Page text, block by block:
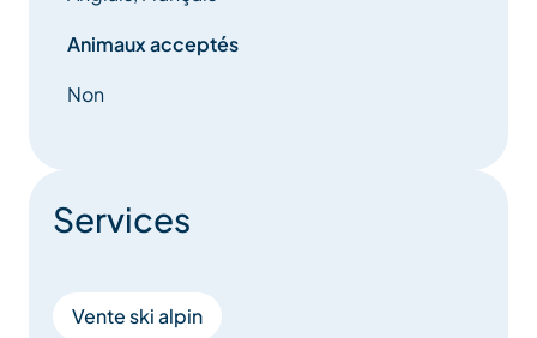
Animaux acceptés
Non
Services
Vente ski alpin